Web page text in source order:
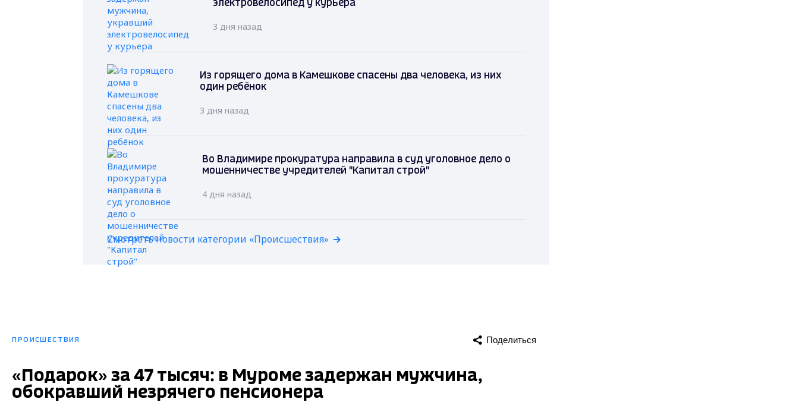
электровелосипед у курьера
3 дня назад
Из горящего дома в Камешкове спасены два человека, из них
один ребёнок
3 дня назад
Во Владимире прокуратура направила в суд уголовное дело о
мошенничестве учредителей "Капитал строй"
4 дня назад
Смотреть новости категории «Происшествия»
ПРОИСШЕСТВИЯ Поделиться
«Подарок» за 47 тысяч: в Муроме задержан мужчина,
обокравший незрячего пенсионера